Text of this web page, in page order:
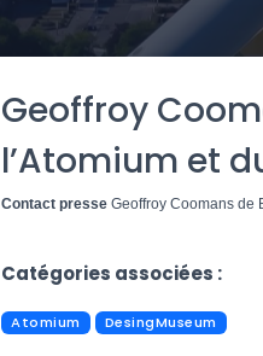
Geoffroy
l’Atomium et
Contact presse Geoffroy Coomans de
Catégories associées :
Atomium DesingMuseum